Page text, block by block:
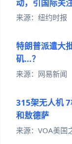
动，引国际关
来源：纽约时报
特朗普派遣大
矶...？
来源：网易新闻
315架无人机
和敖德萨
来源：VOA美国